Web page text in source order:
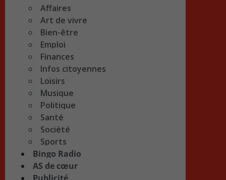
Affaires
Art de vivre
Bien-être
Emploi
Finances
Infos citoyennes
Loisirs
Musique
Politique
Santé
Société
Sports
Bingo Radio
AS de cœur